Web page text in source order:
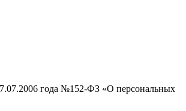
года №152-ФЗ «О персональных